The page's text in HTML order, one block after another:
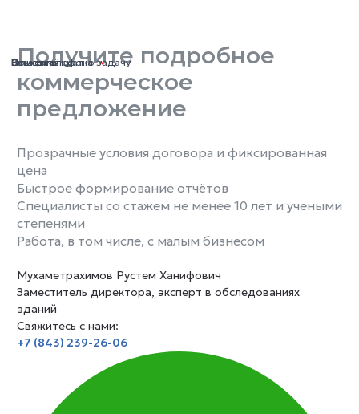
Получите подробное
коммерческое
предложение
Прозрачные условия договора и фиксированная
цена
Быстрое формирование отчётов
Специалисты со стажем не менее 10 лет и учеными
степенями
Работа, в том числе, с малым бизнесом
Мухаметрахимов Рустем Ханифович
Заместитель директора, эксперт в обследованиях
зданий
Свяжитесь с нами:
+7 (843) 239-26-06
Ваше имя
Номер телефона
Ваш email
Опишите кратко задачу